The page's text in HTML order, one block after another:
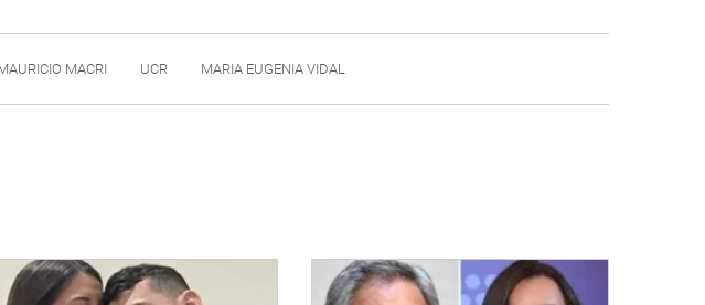
MACRI UCR MARIA EUGENIA VIDAL